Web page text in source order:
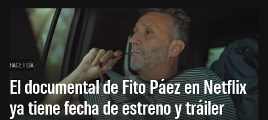
HACE 1 DÍA
El documental de Fito Páez en Netflix
ya tiene fecha de estreno y tráiler